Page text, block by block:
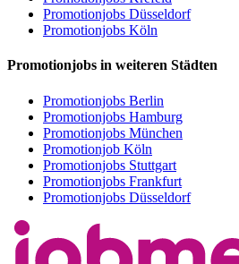
Promotionjobs Düsseldorf
Promotionjobs Köln
Promotionjobs in weiteren Städten
Promotionjobs Berlin
Promotionjobs Hamburg
Promotionjobs München
Promotionjob Köln
Promotionjobs Stuttgart
Promotionjobs Frankfurt
Promotionjobs Düsseldorf